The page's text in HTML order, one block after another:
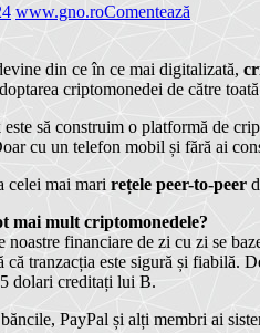
www.gno.roComentează
din ce în ce mai digitalizată,
criptomonedei de către
să construim o platformă de
cu un telefon mobil și fără ai
celei mai mari rețele peer-to-peer
mai mult criptomonedele?
noastre financiare de zi cu zi se
că tranzacția este sigură și fiabilă.
dolari creditați lui B.
PayPal și alți membri ai